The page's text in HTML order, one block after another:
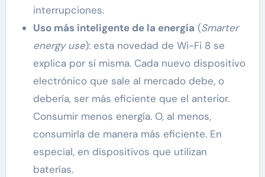
interrupciones.
Uso más inteligente de la energía (Smarter
energy use): esta novedad de Wi-Fi 8 se
explica por sí misma. Cada nuevo dispositivo
electrónico que sale al mercado debe, o
debería, ser más eficiente que el anterior.
Consumir menos energía. O, al menos,
consumirla de manera más eficiente. En
especial, en dispositivos que utilizan
baterías.